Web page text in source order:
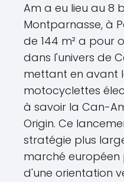
Am a eu lieu au 8
Montparnasse, à
de 144 m² a pour
dans l'univers de
mettant en avant
motocyclettes
à savoir la Can-
Origin. Ce
stratégie plus
marché européen
d'une orientation